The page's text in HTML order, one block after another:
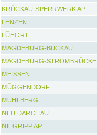
KRÜCKAU-SPERRWERK AP
LENZEN
LÜHORT
MAGDEBURG-BUCKAU
MAGDEBURG-STROMBRÜCKE
MEISSEN
MÜGGENDORF
MÜHLBERG
NEU DARCHAU
NIEGRIPP AP